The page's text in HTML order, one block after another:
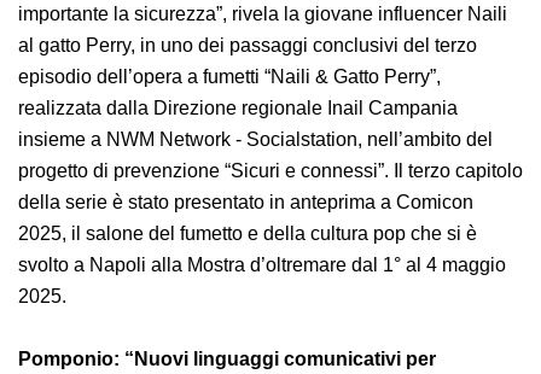
“Forse solo la musica può aiutarci a capire quanto è
importante la sicurezza”, rivela la giovane influencer
Naili al gatto Perry, in uno dei passaggi conclusivi del
terzo episodio dell’opera a fumetti “Naili & Gatto
Perry”, realizzata dalla Direzione regionale Inail
Campania insieme a NWM Network - Socialstation,
nell’ambito del progetto di prevenzione “Sicuri e
connessi”. Il terzo capitolo della serie è stato
presentato in anteprima a Comicon 2025, il salone del
fumetto e della cultura pop che si è svolto a Napoli alla